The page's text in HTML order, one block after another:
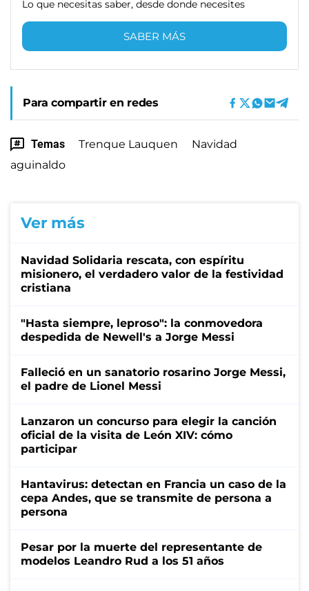
Lo que necesitas saber, desde donde necesites
SABER MÁS
Para compartir en redes
Temas Trenque Lauquen
Navidad
aguinaldo
Ver más
Navidad Solidaria rescata, con espíritu
misionero, el verdadero valor de la festividad
cristiana
"Hasta siempre, leproso": la conmovedora
despedida de Newell's a Jorge Messi
Falleció en un sanatorio rosarino Jorge Messi,
el padre de Lionel Messi
Lanzaron un concurso para elegir la canción
oficial de la visita de León XIV: cómo
participar
Hantavirus: detectan en Francia un caso de la
cepa Andes, que se transmite de persona a
persona
Pesar por la muerte del representante de
modelos Leandro Rud a los 51 años